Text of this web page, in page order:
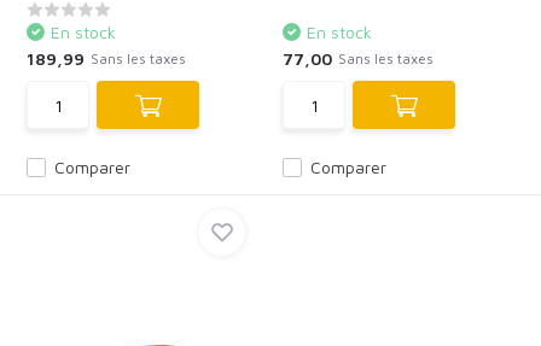
Comparer
En stock
189,99 Sans les taxes
Comparer
En stock
77,00 Sans les taxes